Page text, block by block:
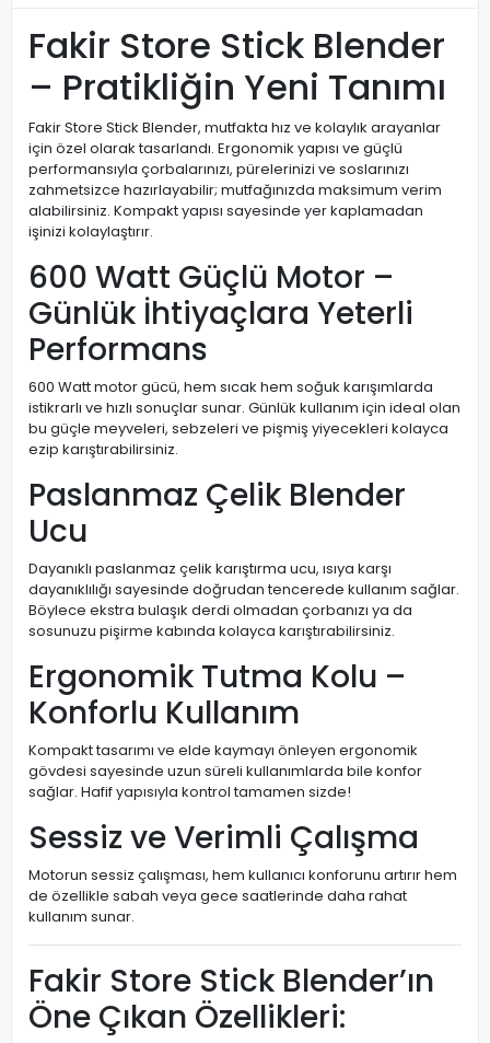
Fakir Store Stick Blender
– Pratikliğin Yeni Tanımı
Fakir Store Stick Blender, mutfakta hız ve kolaylık arayanlar
için özel olarak tasarlandı. Ergonomik yapısı ve güçlü
performansıyla çorbalarınızı, pürelerinizi ve soslarınızı
zahmetsizce hazırlayabilir; mutfağınızda maksimum verim
alabilirsiniz. Kompakt yapısı sayesinde yer kaplamadan
işinizi kolaylaştırır.
600 Watt Güçlü Motor –
Günlük İhtiyaçlara Yeterli
Performans
600 Watt motor gücü, hem sıcak hem soğuk karışımlarda
istikrarlı ve hızlı sonuçlar sunar. Günlük kullanım için ideal olan
bu güçle meyveleri, sebzeleri ve pişmiş yiyecekleri kolayca
ezip karıştırabilirsiniz.
Paslanmaz Çelik Blender
Ucu
Dayanıklı paslanmaz çelik karıştırma ucu, ısıya karşı
dayanıklılığı sayesinde doğrudan tencerede kullanım sağlar.
Böylece ekstra bulaşık derdi olmadan çorbanızı ya da
sosunuzu pişirme kabında kolayca karıştırabilirsiniz.
Ergonomik Tutma Kolu –
Konforlu Kullanım
Kompakt tasarımı ve elde kaymayı önleyen ergonomik
gövdesi sayesinde uzun süreli kullanımlarda bile konfor
sağlar. Hafif yapısıyla kontrol tamamen sizde!
Sessiz ve Verimli Çalışma
Motorun sessiz çalışması, hem kullanıcı konforunu artırır hem
de özellikle sabah veya gece saatlerinde daha rahat
kullanım sunar.
Fakir Store Stick Blender’ın
Öne Çıkan Özellikleri: